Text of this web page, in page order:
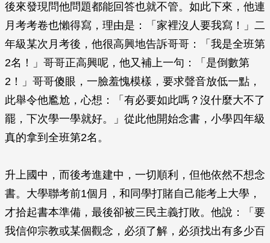
後來發現問他問題都能回答也就不管。如此下來，他連
月考考卷也懶得寫，理由是：「家裡沒人要我寫！」二
年級某次月考後，他很高興地告訴哥哥：「我是全班第
2名！」哥哥正高興呢，他又補上一句：「是倒數第
2！」哥哥傻眼，一臉羞愧模樣，要求聲音放低一點，
此舉令他尷尬，心想：「有必要如此嗎？沒什麼大不了
罷，下次學一學就好。」從此他開始念書，小學四年級
真的拿到全班第2名。
升上國中，而後考進建中，一切順利，但他依然不想念
書。大學聯考前1個月，和同學打賭自己能考上大學，
才拾起書本準備，最後卻被三民主義打敗。他說：「要
我信仰宗教或某個觀念，必須了解，必須找出有多少百